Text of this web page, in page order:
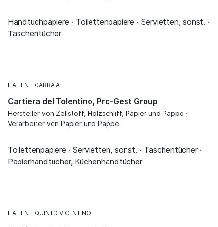
Handtuchpapiere · Toilettenpapiere · Servietten, sonst. ·
Taschentücher
ITALIEN CARRAIA
Cartiera del Tolentino, Pro-Gest Group
Hersteller von Zellstoff, Holzschliff, Papier und Pappe ·
Verarbeiter von Papier und Pappe
Toilettenpapiere · Servietten, sonst. · Taschentücher ·
Papierhandtücher, Küchenhandtücher
ITALIEN QUINTO VICENTINO